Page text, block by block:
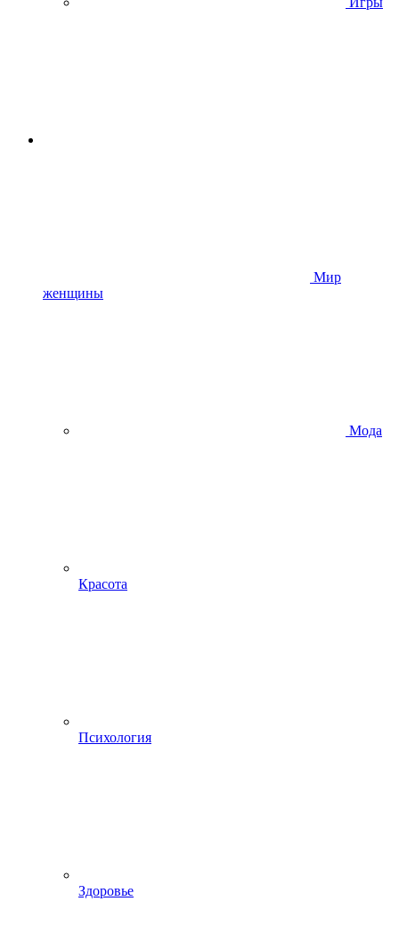
Мир
женщины
Мода
Красота
Психология
Здоровье